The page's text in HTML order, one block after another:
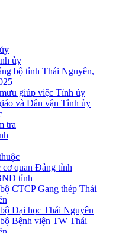
ủy
bộ tỉnh Thái Nguyên,
giúp việc Tỉnh ủy
và Dân vận Tỉnh ủy
tra
cơ quan Đảng tỉnh
tỉnh
CTCP Gang thép Thái
Đại học Thái Nguyên
Bệnh viện TW Thái